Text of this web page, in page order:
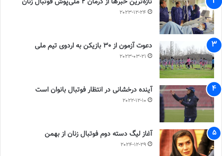
2023-12-24
دعوت آزمون از 30 بازیکن به اردوی تیم ملی
2023-03-21
آینده درخشانی در انتظار فوتبال بانوان است
2022-12-10
آغاز لیگ دسته دوم فوتبال زنان از بهمن
2024-12-29